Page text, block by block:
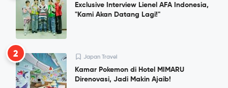
Exclusive Interview Lienel AFA Indonesia,
"Kami Akan Datang Lagi!"
2 Japan Travel
Kamar Pokemon di Hotel MIMARU
Direnovasi, Jadi Makin Ajaib!